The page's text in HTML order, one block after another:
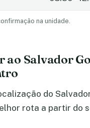
na unidade.
ao Salvador
do
rota a partir do